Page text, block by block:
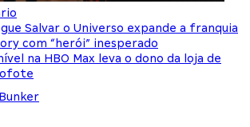
Salvar o Universo expande a franquia
com “herói” inesperado
na HBO Max leva o dono da loja de